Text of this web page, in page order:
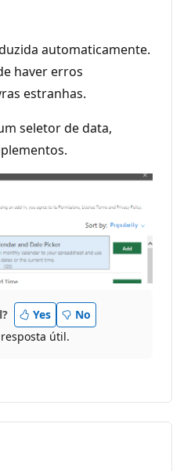
automaticamente.
haver erros
estranhas.
seletor de data,
Yes
No
útil.